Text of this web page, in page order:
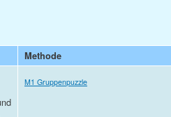
Methode
M1 Gruppenpuzzle